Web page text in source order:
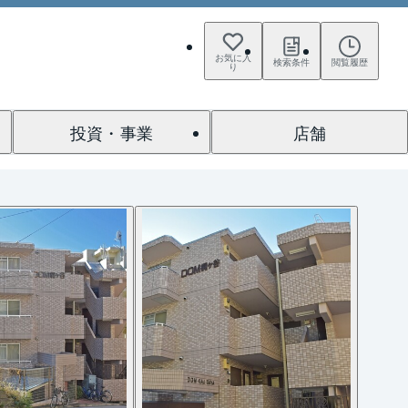
お気に入
り 検索条件 閲覧履歴
投資・事業 店舗